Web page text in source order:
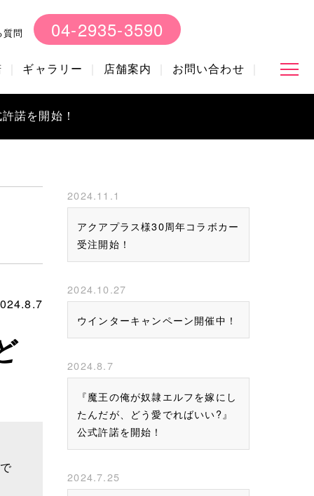
問 04-2935-3590
ギャラリー 店舗案内 お問い合わせ
諾を開始！
2024.11.1
アクアプラス様30周年コラボカー
受注開始！
2024.10.27
ウインターキャンペーン開催中！
2024.8.7
『魔王の俺が奴隷エルフを嫁にし
たんだが、どう愛でればいい?』
公式許諾を開始！
2024.7.25